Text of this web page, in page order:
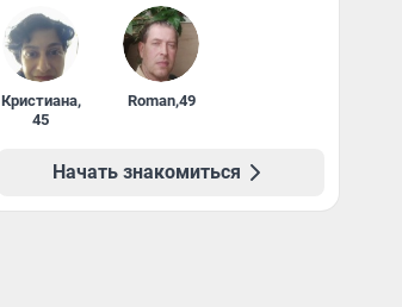
Кристиана,
45
Roman,49
Начать знакомиться